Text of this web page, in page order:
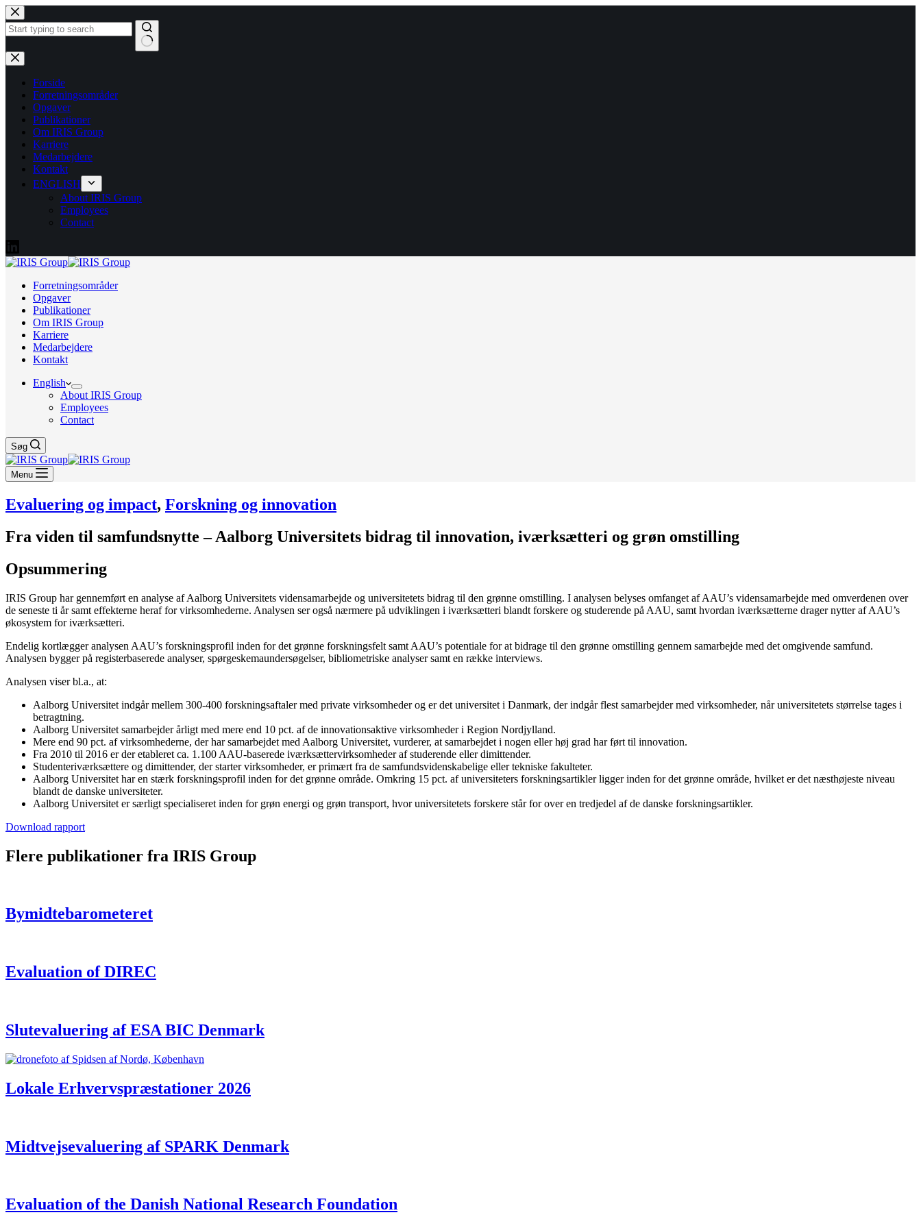
Fortsæt
til
indhold
Ingen
resultater
Forside
Forretningsområder
Opgaver
Publikationer
Om IRIS Group
Karriere
Medarbejdere
Kontakt
ENGLISH
About IRIS Group
Employees
Contact
Forretningsområder
Opgaver
Publikationer
Om IRIS Group
Karriere
Medarbejdere
Kontakt
English
About IRIS Group
Employees
Contact
Søg
Menu
Evaluering og impact, Forskning og innovation
Fra viden til samfundsnytte – Aalborg Universitets bidrag til innovation, iværksætteri og grøn omstilling
Opsummering
IRIS Group har gennemført en analyse af Aalborg Universitets vidensamarbejde og universitetets bidrag til den grønne omstilling. I analysen belyses omfanget af AAU’s vidensamarbejde med omverdenen over
de seneste ti år samt effekterne heraf for virksomhederne. Analysen ser også nærmere på udviklingen i iværksætteri blandt forskere og studerende på AAU, samt hvordan iværksætterne drager nytter af AAU’s
økosystem for iværksætteri.
Endelig kortlægger analysen AAU’s forskningsprofil inden for det grønne forskningsfelt samt AAU’s potentiale for at bidrage til den grønne omstilling gennem samarbejde med det omgivende samfund.
Analysen bygger på registerbaserede analyser, spørgeskemaundersøgelser, bibliometriske analyser samt en række interviews.
Analysen viser bl.a., at:
Aalborg Universitet indgår mellem 300-400 forskningsaftaler med private virksomheder og er det universitet i Danmark, der indgår flest samarbejder med virksomheder, når universitetets størrelse tages i
betragtning.
Aalborg Universitet samarbejder årligt med mere end 10 pct. af de innovationsaktive virksomheder i Region Nordjylland.
Mere end 90 pct. af virksomhederne, der har samarbejdet med Aalborg Universitet, vurderer, at samarbejdet i nogen eller høj grad har ført til innovation.
Fra 2010 til 2016 er der etableret ca. 1.100 AAU-baserede iværksættervirksomheder af studerende eller dimittender.
Studenteriværksættere og dimittender, der starter virksomheder, er primært fra de samfundsvidenskabelige eller tekniske fakulteter.
Aalborg Universitet har en stærk forskningsprofil inden for det grønne område. Omkring 15 pct. af universiteters forskningsartikler ligger inden for det grønne område, hvilket er det næsthøjeste niveau
blandt de danske universiteter.
Aalborg Universitet er særligt specialiseret inden for grøn energi og grøn transport, hvor universitetets forskere står for over en tredjedel af de danske forskningsartikler.
Download rapport
Flere publikationer fra IRIS Group
Bymidtebarometeret
Evaluation of DIREC
Slutevaluering af ESA BIC Denmark
Lokale Erhvervspræstationer 2026
Midtvejsevaluering af SPARK Denmark
Evaluation of the Danish National Research Foundation